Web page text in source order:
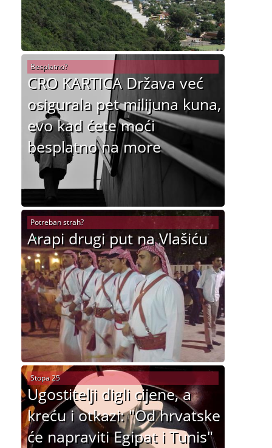
CRO KARTICA Država već
osigurala pet milijuna kuna,
evo kad ćete moći
besplatno na more
Besplatno?
Arapi drugi put na Vlašiću
Potreban strah?
Ugostitelji digli cijene, a
kreću i otkazi: "Od hrvatske
će napraviti Egipat i Tunis"
Stopa 25